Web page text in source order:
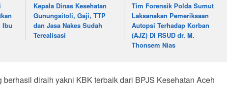
Ibu
Kepala Dinas Kesehatan
Gunungsitoli, Gaji, TTP
dan Jasa Nakes Sudah
Terealisasi
Tim Forensik Polda Sumut
Laksanakan Pemeriksaan
Autopsi Terhadap Korban
(AJZ) DI RSUD dr. M.
Thonsem Nias
berhasil diraih yakni KBK terbaik dari BPJS Kesehatan Aceh